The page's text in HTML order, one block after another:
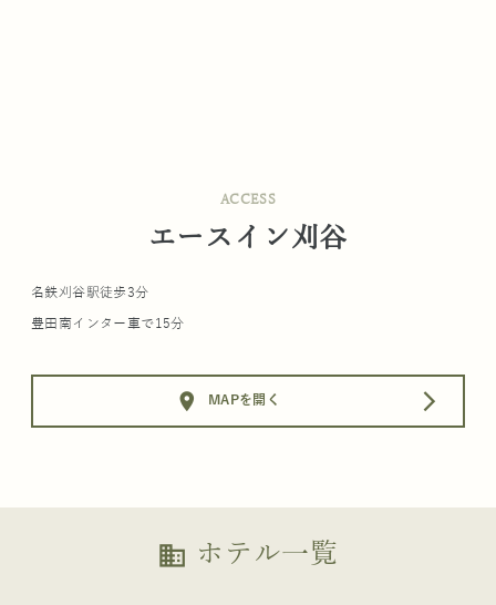
ACCESS
エースイン刈谷
名鉄刈谷駅徒歩3分
豊田南インター車で15分
location_on MAPを開く arrow_forward_ios
business ホテル一覧